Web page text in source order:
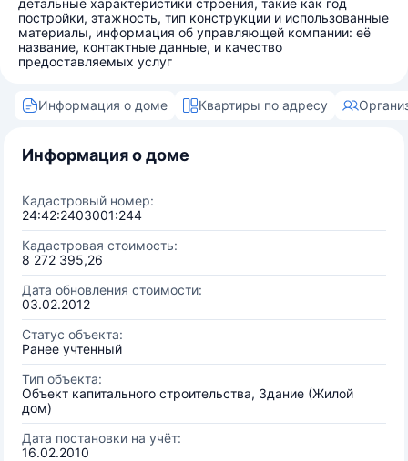
детальные характеристики строения, такие как год
постройки, этажность, тип конструкции и использованные
материалы, информация об управляющей компании: её
название, контактные данные, и качество
предоставляемых услуг
Информация о доме Квартиры по адресу
Информация о доме
Кадастровый номер:
24:42:2403001:244
Кадастровая стоимость:
8 272 395,26
Дата обновления стоимости:
03.02.2012
Статус объекта:
Ранее учтенный
Тип объекта:
Объект капитального строительства, Здание (Жилой
дом)
Дата постановки на учёт:
16.02.2010